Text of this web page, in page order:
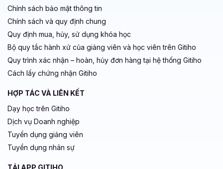
Chính sách bảo mật thông tin
Chính sách và quy định chung
Quy định mua, hủy, sử dụng khóa học
Bộ quy tắc hành xử của giảng viên và học viên trên Gitiho
Quy trình xác nhận – hoàn, hủy đơn hàng tại hệ thống Gitiho
Cách lấy chứng nhận Gitiho
HỢP TÁC VÀ LIÊN KẾT
Dạy học trên Gitiho
Dịch vụ Doanh nghiệp
Tuyển dụng giảng viên
Tuyển dụng nhân sự
TẢI APP GITIHO